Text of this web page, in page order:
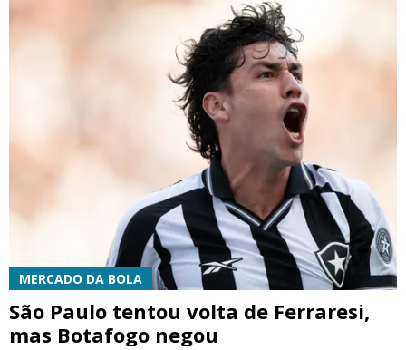
MERCADO DA BOLA
São Paulo tentou volta de Ferraresi,
mas Botafogo negou